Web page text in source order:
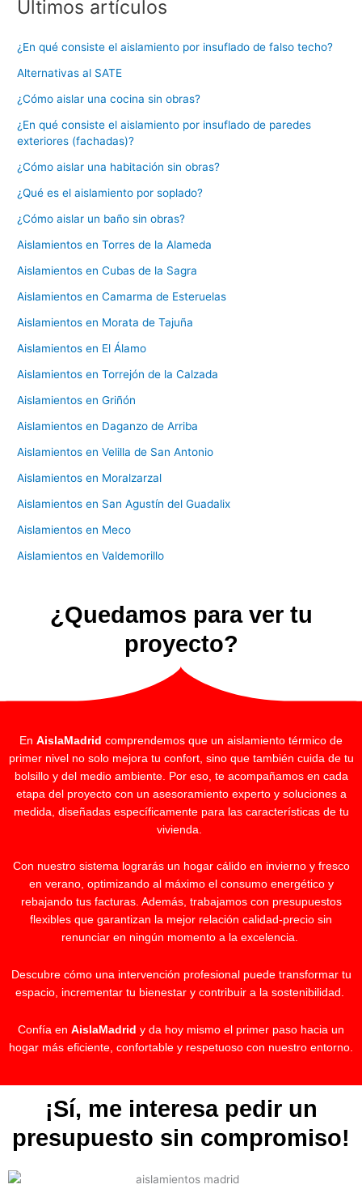
Últimos artículos
¿En qué consiste el aislamiento por insuflado de falso techo?
Alternativas al SATE
¿Cómo aislar una cocina sin obras?
¿En qué consiste el aislamiento por insuflado de paredes
exteriores (fachadas)?
¿Cómo aislar una habitación sin obras?
¿Qué es el aislamiento por soplado?
¿Cómo aislar un baño sin obras?
Aislamientos en Torres de la Alameda
Aislamientos en Cubas de la Sagra
Aislamientos en Camarma de Esteruelas
Aislamientos en Morata de Tajuña
Aislamientos en El Álamo
Aislamientos en Torrejón de la Calzada
Aislamientos en Griñón
Aislamientos en Daganzo de Arriba
Aislamientos en Velilla de San Antonio
Aislamientos en Moralzarzal
Aislamientos en San Agustín del Guadalix
Aislamientos en Meco
Aislamientos en Valdemorillo
¿Quedamos para ver tu
proyecto?
En AislaMadrid comprendemos que un aislamiento térmico de
primer nivel no solo mejora tu confort, sino que también cuida de tu
bolsillo y del medio ambiente. Por eso, te acompañamos en cada
etapa del proyecto con un asesoramiento experto y soluciones a
medida, diseñadas específicamente para las características de tu
vivienda.
Con nuestro sistema lograrás un hogar cálido en invierno y fresco
en verano, optimizando al máximo el consumo energético y
rebajando tus facturas. Además, trabajamos con presupuestos
flexibles que garantizan la mejor relación calidad-precio sin
renunciar en ningún momento a la excelencia.
Descubre cómo una intervención profesional puede transformar tu
espacio, incrementar tu bienestar y contribuir a la sostenibilidad.
Confía en AislaMadrid y da hoy mismo el primer paso hacia un
hogar más eficiente, confortable y respetuoso con nuestro entorno.
¡Sí, me interesa pedir un
presupuesto sin compromiso!